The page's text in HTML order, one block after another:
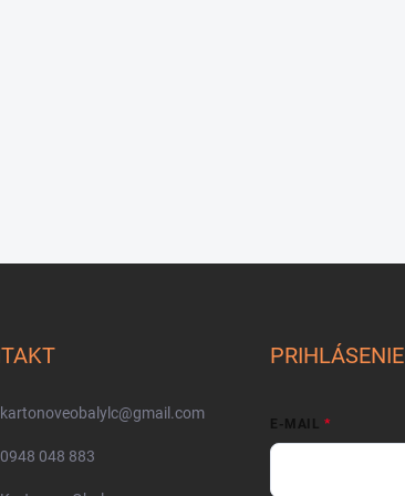
kartonoveobalylc@gmail.com
0948 048 883
PRIHLÁSENIE
E-MAIL